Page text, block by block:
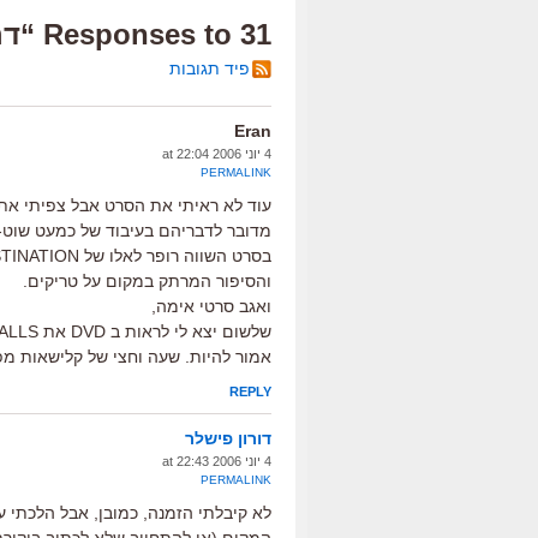
31 Responses to “דרוש: אות”
פיד תגובות
Eran
4 יוני 2006 at 22:04
PERMALINK
עוד לא ראיתי את הסרט אבל צפיתי
מדובר לדבריהם בעיבוד של כמעט
והסיפור המרתק במקום על טריקים.
ואגב סרטי אימה,
אמור להיות. שעה וחצי של קלישאות
REPLY
דורון פישלר
4 יוני 2006 at 22:43
PERMALINK
לא קיבלתי הזמנה, כמובן, אבל הלכתי